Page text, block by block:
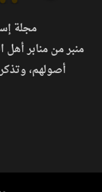
مجلة
منبر من منابر
أصولهم،